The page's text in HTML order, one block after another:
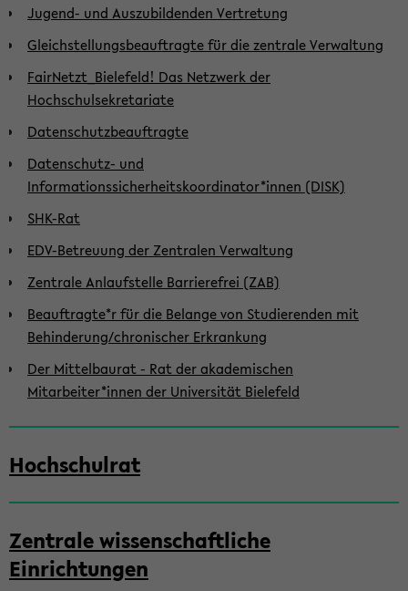
Jugend- und Auszubildenden Vertretung
Gleichstellungsbeauftragte für die zentrale Verwaltung
FairNetzt_Bielefeld! Das Netzwerk der
Hochschulsekretariate
Datenschutzbeauftragte
Datenschutz- und
Informationssicherheitskoordinator*innen (DISK)
SHK-Rat
EDV-Betreuung der Zentralen Verwaltung
Zentrale Anlaufstelle Barrierefrei (ZAB)
Beauftragte*r für die Belange von Studierenden mit
Behinderung/chronischer Erkrankung
Der Mittelbaurat - Rat der akademischen
Mitarbeiter*innen der Universität Bielefeld
Hochschulrat
Zentrale wissenschaftliche
Einrichtungen